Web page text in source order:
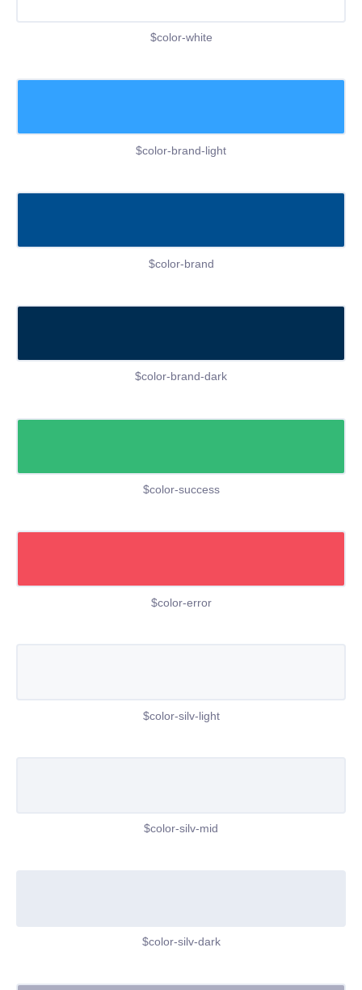
$color-white
$color-brand-light
$color-brand
$color-brand-dark
$color-success
$color-error
$color-silv-light
$color-silv-mid
$color-silv-dark